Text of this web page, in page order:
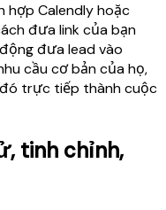
hợp Calendly hoặc
đưa link của bạn
đưa lead vào
cầu cơ bản của họ,
trực tiếp thành cuộc
tinh chỉnh,